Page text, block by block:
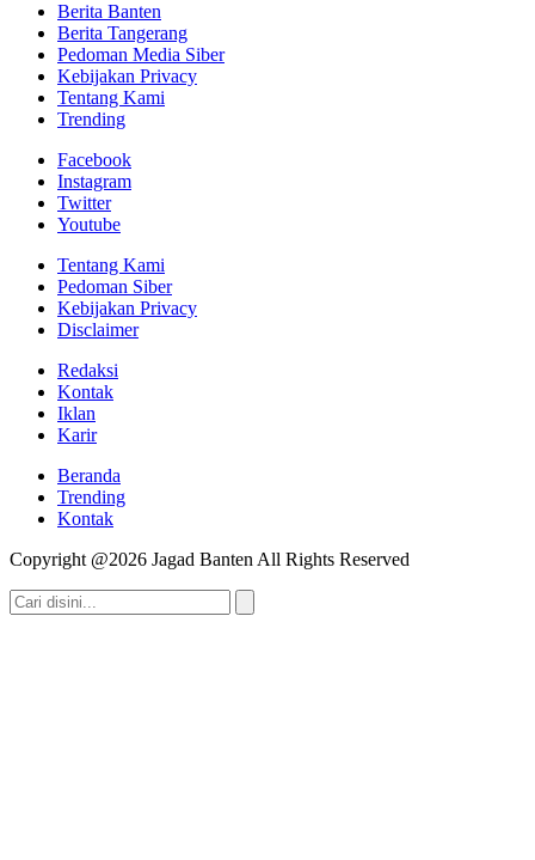
Berita Banten
Berita Tangerang
Pedoman Media Siber
Kebijakan Privacy
Tentang Kami
Trending
Facebook
Instagram
Twitter
Youtube
Tentang Kami
Pedoman Siber
Kebijakan Privacy
Disclaimer
Redaksi
Kontak
Iklan
Karir
Beranda
Trending
Kontak
Copyright @2026 Jagad Banten All Rights Reserved